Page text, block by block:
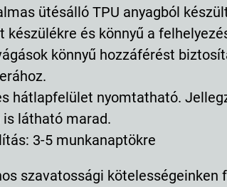
ütésálló TPU anyagból
készülékre és könnyű a
könnyű hozzáférést
hátlapfelület nyomtatható.
is látható marad.
3-5 munkanaptökre
szavatossági kötelességeinken